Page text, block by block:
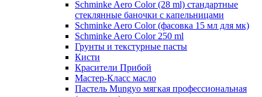
Schminke Aero Color (28 ml) стандартные
стеклянные баночки с капельницами
Schminke Aero Color (фасовка 15 мл для мк)
Schminke Aero Color 250 ml
Грунты и текстурные пасты
Кисти
Красители Прибой
Мастер-Класс масло
Пастель Mungyo мягкая профессиональная